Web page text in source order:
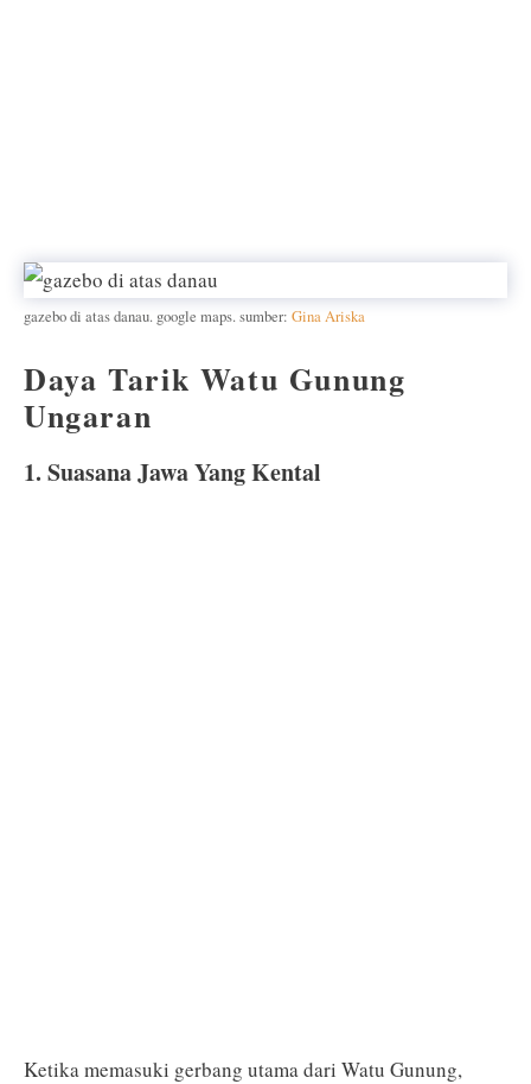
gazebo di atas danau. google maps. sumber: Gina Ariska
Daya Tarik Watu Gunung
Ungaran
1. Suasana Jawa Yang Kental
Ketika memasuki gerbang utama dari Watu Gunung,